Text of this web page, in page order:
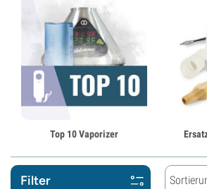
Top 10 Vaporizer
Filter